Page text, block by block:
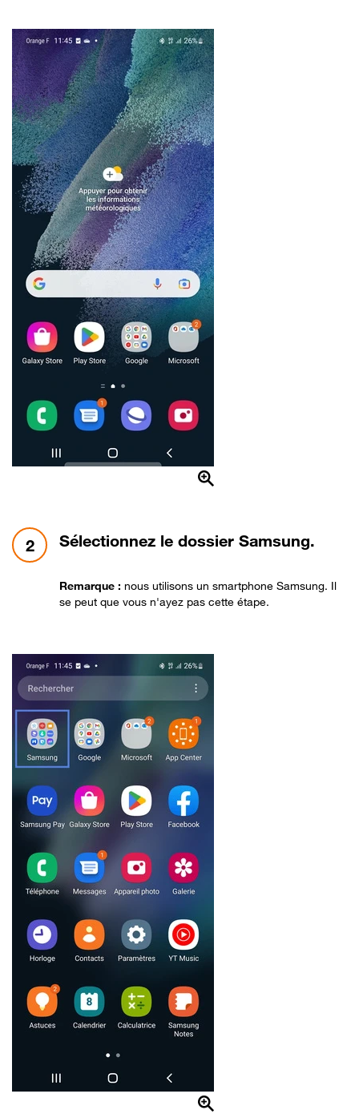
2 étape 2:
Sélectionnez le dossier Samsung.
Remarque : nous utilisons un smartphone Samsung. Il
se peut que vous n'ayez pas cette étape.